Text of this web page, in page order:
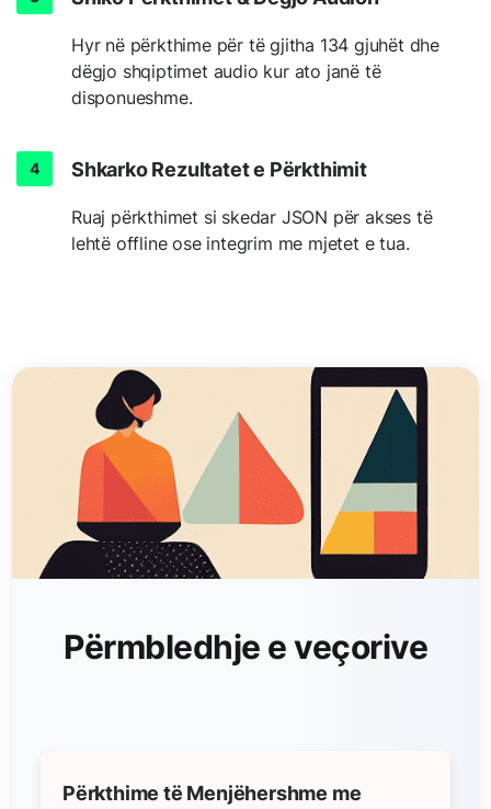
Hyr në përkthime për të gjitha 134 gjuhët dhe
dëgjo shqiptimet audio kur ato janë të
disponueshme.
Shkarko Rezultatet e Përkthimit
Ruaj përkthimet si skedar JSON për akses të
lehtë offline ose integrim me mjetet e tua.
Përmbledhje e veçorive
Përkthime të Menjëhershme me